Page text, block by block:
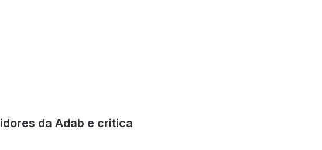
da Adab e critica